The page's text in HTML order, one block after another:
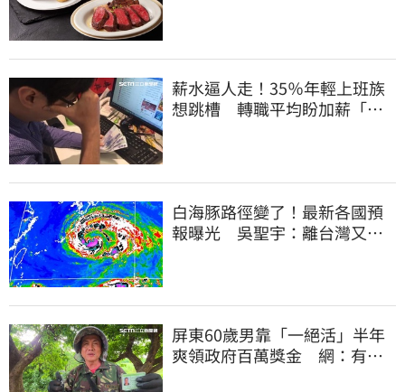
薪水逼人走！35％年輕上班族
想跳槽 轉職平均盼加薪「破
白海豚路徑變了！最新各國預
報曝光 吳聖宇：離台灣又更
屏東60歲男靠「一絕活」半年
爽領政府百萬獎金 網：有人